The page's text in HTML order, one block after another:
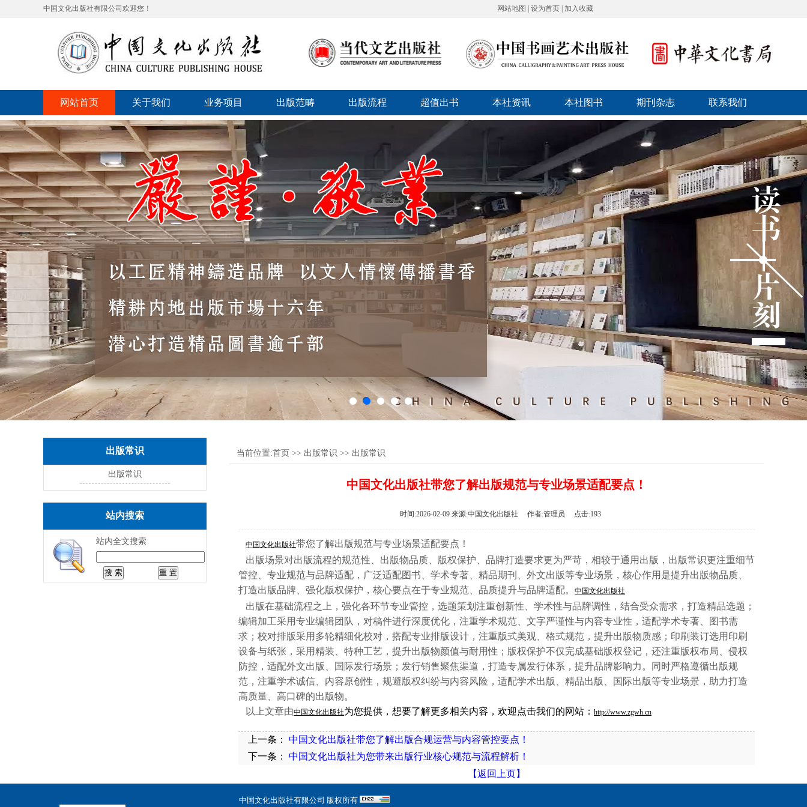
中国文化出版社有限公司欢迎您！ 网站地图 设为首页 加入收藏
网站首页 关于我们 业务项目 出版范畴 出版流程 超值出书 本社资讯 本社图书 期刊杂志 联系我们
出版常识
出版常识
站内搜索
站内全文搜索
当前位置:首页 >> 出版常识 >> 出版常识
中国文化出版社带您了解出版规范与专业场景适配要点！
时间:2026-02-09 来源:中国文化出版社 作者:管理员 点击:193
中国文化出版社带您了解出版规范与专业场景适配要点！
出版场景对出版流程的规范性、出版物品质、版权保护、品牌打造要求更为严苛，相较于通用出版，出版常识更注重细节
管控、专业规范与品牌适配，广泛适配图书、学术专著、精品期刊、外文出版等专业场景，核心作用是提升出版物品质、
打造出版品牌、强化版权保护，核心要点在于专业规范、品质提升与品牌适配。
中国文化出版社
出版在基础流程之上，强化各环节专业管控，选题策划注重创新性、学术性与品牌调性，结合受众需求，打造精品选题；
编辑加工采用专业编辑团队，对稿件进行深度优化，注重学术规范、文字严谨性与内容专业性，适配学术专著、图书需
求；校对排版采用多轮精细化校对，搭配专业排版设计，注重版式美观、格式规范，提升出版物质感；印刷装订选用印刷
设备与纸张，采用精装、特种工艺，提升出版物颜值与耐用性；版权保护不仅完成基础版权登记，还注重版权布局、侵权
防控，适配外文出版、国际发行场景；发行销售聚焦渠道，打造专属发行体系，提升品牌影响力。同时严格遵循出版规
范，注重学术诚信、内容原创性，规避版权纠纷与内容风险，适配学术出版、精品出版、国际出版等专业场景，助力打造
高质量、高口碑的出版物。
以上文章由中国文化出版社为您提供，想要了解更多相关内容，欢迎点击我们的网站： http://www.zgwh.cn
上一条： 中国文化出版社带您了解出版合规运营与内容管控要点！
下一条： 中国文化出版社为您带来出版行业核心规范与流程解析！
【返回上页】
中国文化出版社有限公司 版权所有